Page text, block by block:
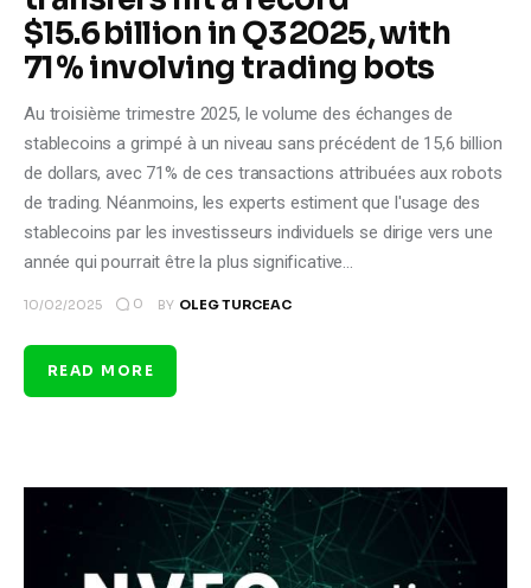
$15.6 billion in Q3 2025, with
71 % involving trading bots
Au troisième trimestre 2025, le volume des échanges de
stablecoins a grimpé à un niveau sans précédent de 15,6 billion
de dollars, avec 71% de ces transactions attribuées aux robots
de trading. Néanmoins, les experts estiment que l'usage des
stablecoins par les investisseurs individuels se dirige vers une
année qui pourrait être la plus significative…
10/02/2025 0 BY OLEG TURCEAC
READ MORE